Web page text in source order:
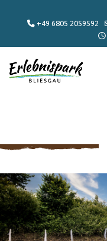
+49 6805 2059592